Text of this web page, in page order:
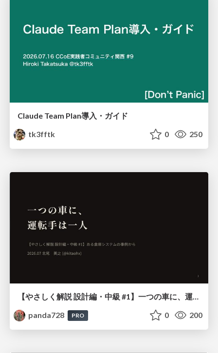
Claude Team Plan導入・ガイド
tk3fftk
0 250
【やさしく解説 設計編・中級 #1】一つの車に、運転手は一人 ～ある倉庫システムの事例から～
panda728
PRO 0 200